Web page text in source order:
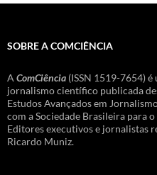
SOBRE A COMCIÊNCIA
A ComCiência (ISSN 1519-7654)
jornalismo científico publicada
Estudos Avançados em
com a Sociedade Brasileira para
Editores executivos e jornalistas
Ricardo Muniz.